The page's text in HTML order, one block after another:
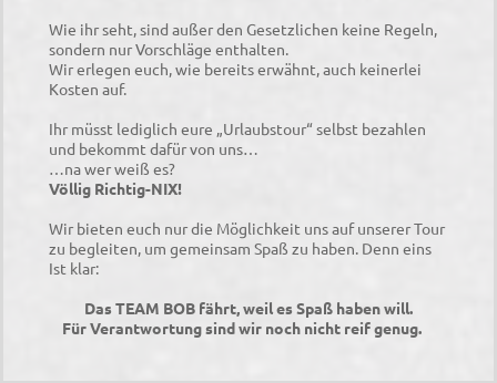
Wie ihr seht, sind außer den Gesetzlichen keine Regeln,
sondern nur Vorschläge enthalten.
Wir erlegen euch, wie bereits erwähnt, auch keinerlei
Kosten auf.
Ihr müsst lediglich eure „Urlaubstour“ selbst bezahlen
und bekommt dafür von uns…
…na wer weiß es?
Völlig Richtig-NIX!
Wir bieten euch nur die Möglichkeit uns auf unserer Tour
zu begleiten, um gemeinsam Spaß zu haben. Denn eins
Ist klar:
Das TEAM BOB fährt, weil es Spaß haben will.
Für Verantwortung sind wir noch nicht reif genug.